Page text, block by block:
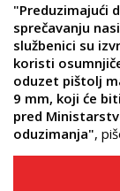
"Preduzimajući
sprečavanju
službenici su
koristi
oduzet pištolj
9 mm, koji će
pred
oduzimanja",